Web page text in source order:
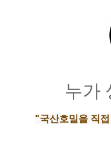
누가
"국산호밀을 직